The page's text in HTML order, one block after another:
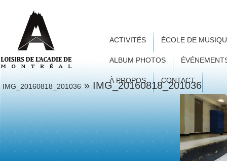
ACTIVITÉS ÉCOLE DE
ALBUM PHOTOS
À PROPOS CONTACT
IMG_20160818_201036 » IMG_20160818_201036